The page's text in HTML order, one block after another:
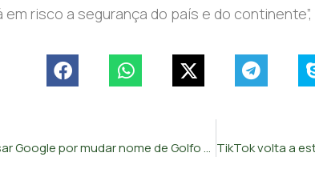
em risco a segurança do país e do continente”,
México ameaça processar Google por mudar nome de Golfo do México para “Golfo da América”